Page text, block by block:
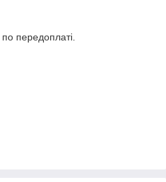
передоплаті.